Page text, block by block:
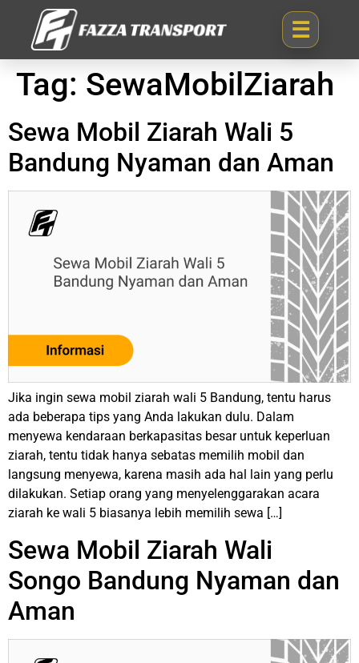
Tag: SewaMobilZiarah
Sewa Mobil Ziarah Wali 5
Bandung Nyaman dan Aman
Jika ingin sewa mobil ziarah wali 5 Bandung, tentu harus
ada beberapa tips yang Anda lakukan dulu. Dalam
menyewa kendaraan berkapasitas besar untuk keperluan
ziarah, tentu tidak hanya sebatas memilih mobil dan
langsung menyewa, karena masih ada hal lain yang perlu
dilakukan. Setiap orang yang menyelenggarakan acara
ziarah ke wali 5 biasanya lebih memilih sewa […]
Sewa Mobil Ziarah Wali
Songo Bandung Nyaman dan
Aman